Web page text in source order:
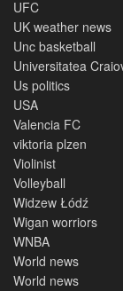
UFC
UK weather news
Unc basketball
Universitatea
Us politics
USA
Valencia FC
viktoria plzen
Violinist
Volleyball
Widzew Łódź
Wigan worriors
WNBA
World news
World news